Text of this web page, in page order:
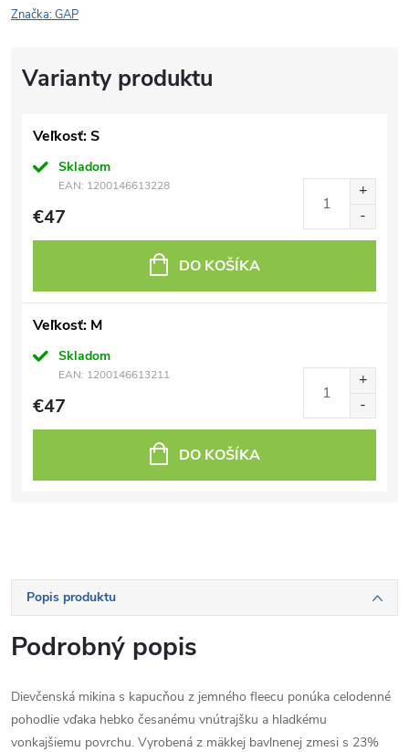
Značka:GAP
Veľkosť: S
Skladom
EAN: 1200146613228
€47
DO KOŠÍKA
Veľkosť: M
Skladom
EAN: 1200146613211
€47
DO KOŠÍKA
Popis produktu
Podrobný popis
Dievčenská mikina s kapucňou z jemného fleecu ponúka celodenné
pohodlie vďaka hebko česanému vnútrajšku a hladkému
vonkajšiemu povrchu. Vyrobená z mäkkej bavlnenej zmesi s 23%